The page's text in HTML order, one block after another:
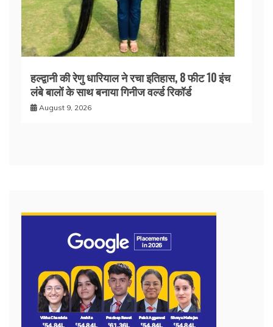
हल्द्वानी की रेणु धारियाल ने रचा इतिहास, 8 फीट 10 इंच
लंबे बालों के साथ बनाया गिनीज वर्ल्ड रिकॉर्ड
August 9, 2026